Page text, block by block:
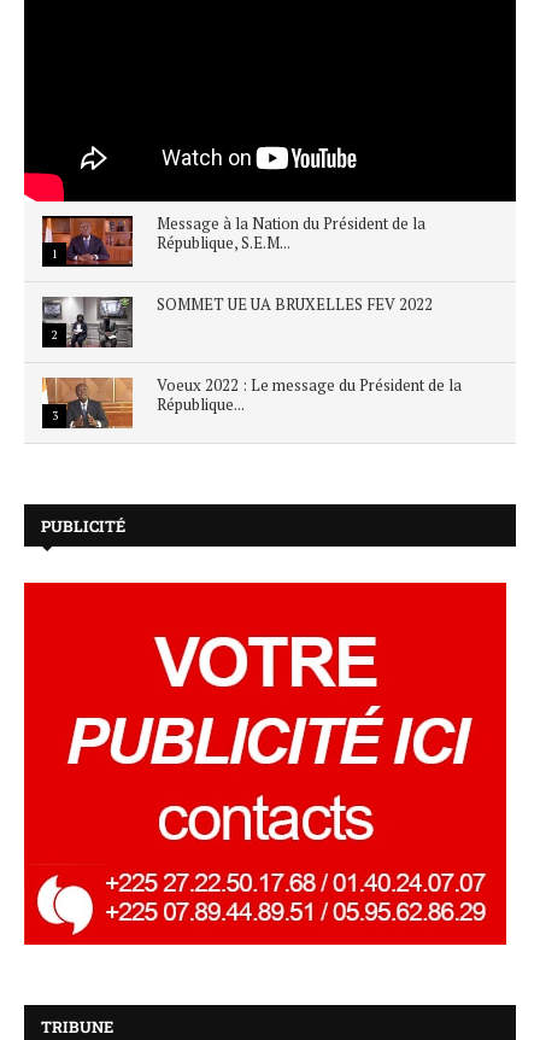
1
Message à la Nation du Président de la
République, S.E.M...
2
SOMMET UE UA BRUXELLES FEV 2022
3
Voeux 2022 : Le message du Président de la
République...
PUBLICITÉ
TRIBUNE